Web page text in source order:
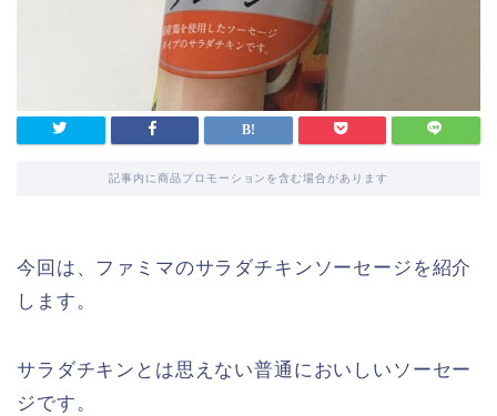
記事内に商品プロモーションを含む場合があります
今回は、ファミマのサラダチキンソーセージを紹介
します。
サラダチキンとは思えない普通においしいソーセー
ジです。